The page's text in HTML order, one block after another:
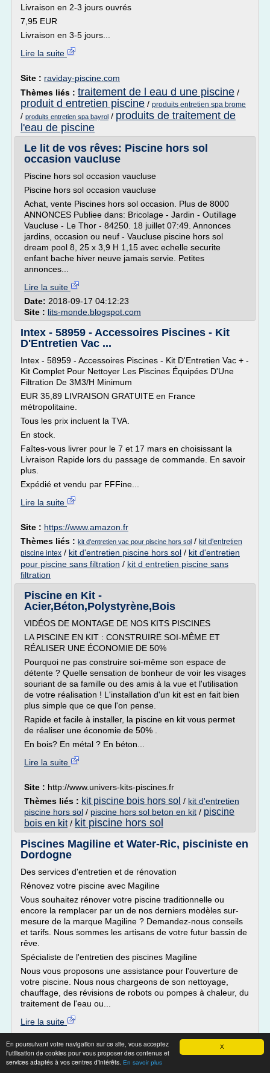
X
En poursuivant votre navigation sur ce site, vous acceptez
l'utilisation de cookies pour vous proposer des contenus et
services adaptés à vos centres d'intérêts. En savoir plus
Livraison en 2-3 jours ouvrés
7,95 EUR
Livraison en 3-5 jours...
Lire la suite
Site : raviday-piscine.com
Thèmes liés : traitement de l eau d une piscine /
produit d entretien piscine / produits entretien spa brome
/ produits entretien spa bayrol / produits de traitement de
l'eau de piscine
Le lit de vos rêves: Piscine hors sol
occasion vaucluse
Piscine hors sol occasion vaucluse
Piscine hors sol occasion vaucluse
Achat, vente Piscines hors sol occasion. Plus de 8000
ANNONCES Publiee dans: Bricolage - Jardin - Outillage
Vaucluse - Le Thor - 84250. 18 juillet 07:49. Annonces
jardins, occasion ou neuf - Vaucluse piscine hors sol
dream pool 8, 25 x 3,9 H 1,15 avec echelle securite
enfant bache hiver neuve jamais servie. Petites
annonces...
Lire la suite
Date: 2018-09-17 04:12:23
Site : lits-monde.blogspot.com
Intex - 58959 - Accessoires Piscines - Kit
D'Entretien Vac ...
Intex - 58959 - Accessoires Piscines - Kit D'Entretien Vac + -
Kit Complet Pour Nettoyer Les Piscines Équipées D'Une
Filtration De 3M3/H Minimum
EUR 35,89 LIVRAISON GRATUITE en France
métropolitaine.
Tous les prix incluent la TVA.
En stock.
Faîtes-vous livrer pour le 7 et 17 mars en choisissant la
Livraison Rapide lors du passage de commande. En savoir
plus.
Expédié et vendu par FFFine...
Lire la suite
Site : https://www.amazon.fr
Thèmes liés : kit d'entretien vac pour piscine hors sol / kit d'entretien
piscine intex / kit d'entretien piscine hors sol / kit d'entretien
pour piscine sans filtration / kit d entretien piscine sans
filtration
Piscine en Kit -
Acier,Béton,Polystyrène,Bois
VIDÉOS DE MONTAGE DE NOS KITS PISCINES
LA PISCINE EN KIT : CONSTRUIRE SOI-MÊME ET
RÉALISER UNE ÉCONOMIE DE 50%
Pourquoi ne pas construire soi-même son espace de
détente ? Quelle sensation de bonheur de voir les visages
souriant de sa famille ou des amis à la vue et l'utilisation
de votre réalisation ! L'installation d'un kit est en fait bien
plus simple que ce que l'on pense.
Rapide et facile à installer, la piscine en kit vous permet
de réaliser une économie de 50% .
En bois? En métal ? En béton...
Lire la suite
Site : http://www.univers-kits-piscines.fr
Thèmes liés : kit piscine bois hors sol / kit d'entretien
piscine hors sol / piscine hors sol beton en kit / piscine
bois en kit/ kit piscine hors sol
Piscines Magiline et Water-Ric, pisciniste en
Dordogne
Des services d'entretien et de rénovation
Rénovez votre piscine avec Magiline
Vous souhaitez rénover votre piscine traditionnelle ou
encore la remplacer par un de nos derniers modèles sur-
mesure de la marque Magiline ? Demandez-nous conseils
et tarifs. Nous sommes les artisans de votre futur bassin de
rêve.
Spécialiste de l'entretien des piscines Magiline
Nous vous proposons une assistance pour l'ouverture de
votre piscine. Nous nous chargeons de son nettoyage,
chauffage, des révisions de robots ou pompes à chaleur, du
traitement de l'eau ou...
Lire la suite
Site :http://www.piscines-magiline-water-ric.fr
Thèmes liés :kit d'entretien piscine